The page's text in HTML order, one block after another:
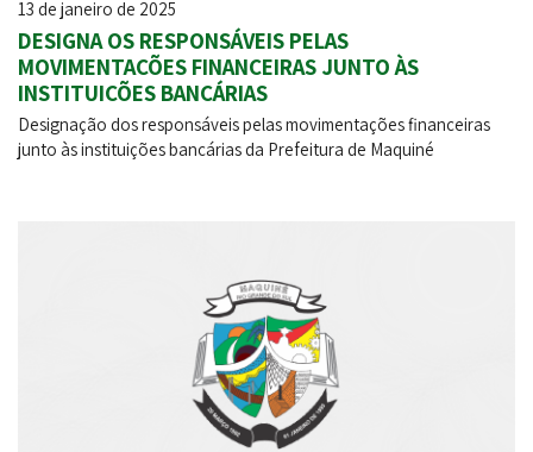
13 de janeiro de 2025
DESIGNA OS RESPONSÁVEIS PELAS
MOVIMENTAÇÕES FINANCEIRAS JUNTO ÀS
INSTITUIÇÕES BANCÁRIAS
Designação dos responsáveis pelas movimentações financeiras
junto às instituições bancárias da Prefeitura de Maquiné